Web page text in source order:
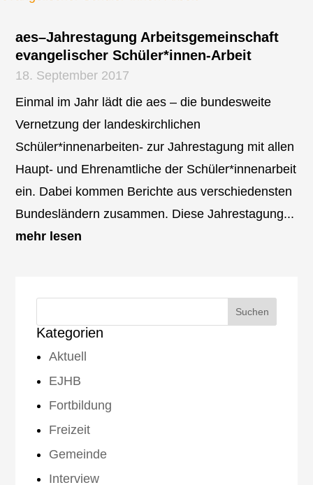
aes–Jahrestagung Arbeitsgemeinschaft
evangelischer Schüler*innen-Arbeit
18. September 2017
Einmal im Jahr lädt die aes – die bundesweite
Vernetzung der landeskirchlichen
Schüler*innenarbeiten- zur Jahrestagung mit allen
Haupt- und Ehrenamtliche der Schüler*innenarbeit
ein. Dabei kommen Berichte aus verschiedensten
Bundesländern zusammen. Diese Jahrestagung...
mehr lesen
Kategorien
Aktuell
EJHB
Fortbildung
Freizeit
Gemeinde
Interview